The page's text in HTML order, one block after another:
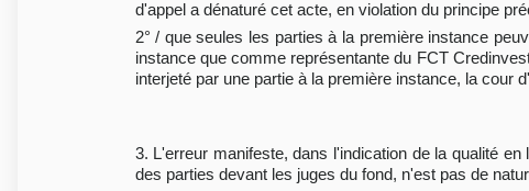
d'appel a dénaturé cet acte, en violation du principe
2° / que seules les parties à la première instance
instance que comme représentante du FCT
interjeté par une partie à la première instance, la cour
3. L'erreur manifeste, dans l'indication de la qualité
des parties devant les juges du fond, n'est pas de